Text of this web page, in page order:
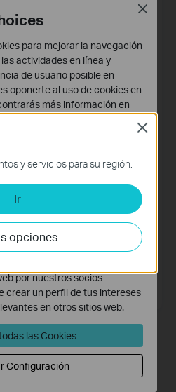
de privacidad
Enviar
y servicios para su región.
Ir
opciones
Close
para mejorar la navegación
actividades en línea y
de usuario posible en
oponerte al uso de cookies en
más información en
para el funcionamiento
desactivarse en tu sistema.
Marketing
permiten analizar tus
web con el fin de mejorar y
del mismo.
por nuestros socios
crear un perfil de tus intereses
en otros sitios web.
las Cookies
Configuración
Close